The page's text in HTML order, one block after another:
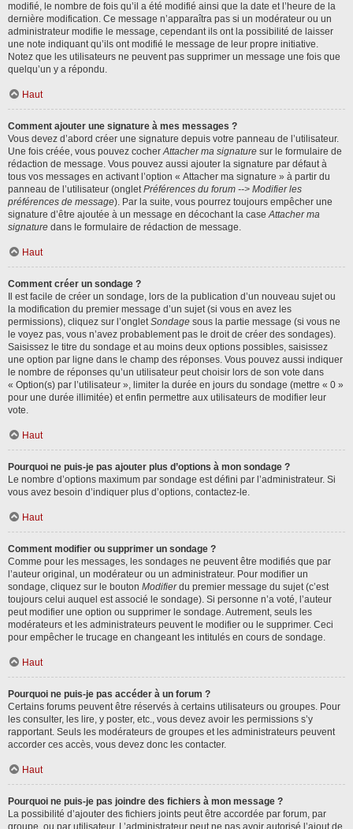
modifié, le nombre de fois qu’il a été modifié ainsi que la date et l’heure de la
dernière modification. Ce message n’apparaîtra pas si un modérateur ou un
administrateur modifie le message, cependant ils ont la possibilité de laisser
une note indiquant qu’ils ont modifié le message de leur propre initiative.
Notez que les utilisateurs ne peuvent pas supprimer un message une fois que
quelqu’un y a répondu.
Haut
Comment ajouter une signature à mes messages ?
Vous devez d’abord créer une signature depuis votre panneau de l’utilisateur.
Une fois créée, vous pouvez cocherAttacher ma signature sur le formulaire de
rédaction de message. Vous pouvez aussi ajouter la signature par défaut à
tous vos messages en activant l’option « Attacher ma signature » à partir du
panneau de l’utilisateur (ongletPréférences du forum --> Modifier les
préférences de message). Par la suite, vous pourrez toujours empêcher une
signature d’être ajoutée à un message en décochant la caseAttacher ma
signature dans le formulaire de rédaction de message.
Haut
Comment créer un sondage ?
Il est facile de créer un sondage, lors de la publication d’un nouveau sujet ou
la modification du premier message d’un sujet (si vous en avez les
permissions), cliquez sur l’ongletSondage sous la partie message (si vous ne
le voyez pas, vous n’avez probablement pas le droit de créer des sondages).
Saisissez le titre du sondage et au moins deux options possibles, saisissez
une option par ligne dans le champ des réponses. Vous pouvez aussi indiquer
le nombre de réponses qu’un utilisateur peut choisir lors de son vote dans
« Option(s) par l’utilisateur », limiter la durée en jours du sondage (mettre « 0 »
pour une durée illimitée) et enfin permettre aux utilisateurs de modifier leur
vote.
Haut
Pourquoi ne puis-je pas ajouter plus d’options à mon sondage ?
Le nombre d’options maximum par sondage est défini par l’administrateur. Si
vous avez besoin d’indiquer plus d’options, contactez-le.
Haut
Comment modifier ou supprimer un sondage ?
Comme pour les messages, les sondages ne peuvent être modifiés que par
l’auteur original, un modérateur ou un administrateur. Pour modifier un
sondage, cliquez sur le bouton Modifierdu premier message du sujet (c’est
toujours celui auquel est associé le sondage). Si personne n’a voté, l’auteur
peut modifier une option ou supprimer le sondage. Autrement, seuls les
modérateurs et les administrateurs peuvent le modifier ou le supprimer. Ceci
pour empêcher le trucage en changeant les intitulés en cours de sondage.
Haut
Pourquoi ne puis-je pas accéder à un forum ?
Certains forums peuvent être réservés à certains utilisateurs ou groupes. Pour
les consulter, les lire, y poster, etc., vous devez avoir les permissions s’y
rapportant. Seuls les modérateurs de groupes et les administrateurs peuvent
accorder ces accès, vous devez donc les contacter.
Haut
Pourquoi ne puis-je pas joindre des fichiers à mon message ?
La possibilité d’ajouter des fichiers joints peut être accordée par forum, par
groupe, ou par utilisateur. L’administrateur peut ne pas avoir autorisé l’ajout de